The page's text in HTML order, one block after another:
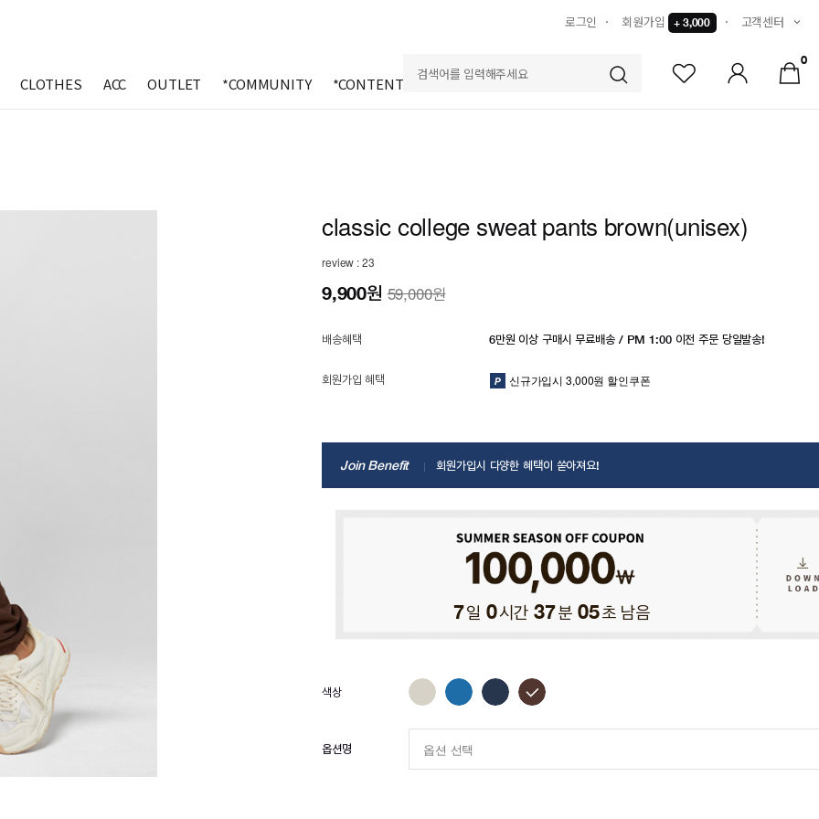
로그인 회원가입 + 3,000 고객센터
CLOTHES ACC OUTLET *COMMUNITY *CONTENTS
0
classic college sweat pants brown(unisex)
review : 23
9,900원59,000원
배송혜택 6만원 이상 구매시 무료배송 / PM 1:00 이전 주문 당일발송!
회원가입 혜택 신규가입시 3,000원 할인쿠폰
Join Benefit 회원가입시 다양한 혜택이 쏟아져요!
7일 0시간 37분 03초 남음
옵션명